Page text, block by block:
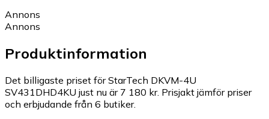
Annons
Annons
Produktinformation
Det billigaste priset för StarTech DKVM-4U
SV431DHD4KU just nu är 7 180 kr. Prisjakt jämför priser
och erbjudande från 6 butiker.